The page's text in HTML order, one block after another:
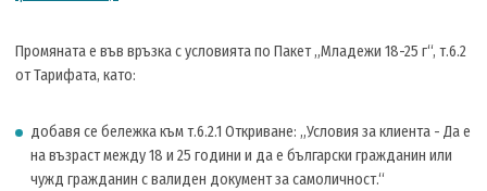
Промяната е във връзка с условията по Пакет „Младежи 18-25 г“, т.6.2
от Тарифата, като:
добавя се бележка към т.6.2.1 Откриване: „Условия за клиента - Да е
на възраст между 18 и 25 години и да е български гражданин или
чужд гражданин с валиден документ за самоличност.“